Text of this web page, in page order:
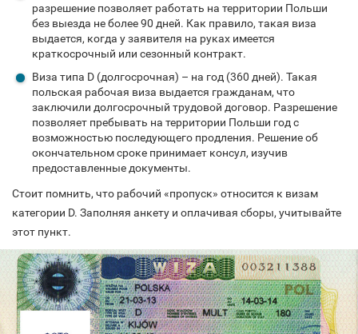
разрешение позволяет работать на территории Польши
без выезда не более 90 дней. Как правило, такая виза
выдается, когда у заявителя на руках имеется
краткосрочный или сезонный контракт.
Виза типа D (долгосрочная) – на год (360 дней). Такая
польская рабочая виза выдается гражданам, что
заключили долгосрочный трудовой договор. Разрешение
позволяет пребывать на территории Польши год с
возможностью последующего продления. Решение об
окончательном сроке принимает консул, изучив
предоставленные документы.
Стоит помнить, что рабочий «пропуск» относится к визам
категории D. Заполняя анкету и оплачивая сборы, учитывайте
этот пункт.